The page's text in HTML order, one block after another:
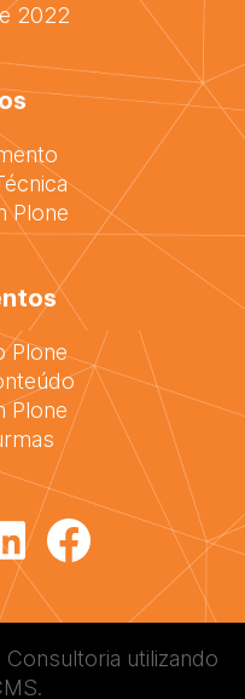
2022
Plone
Plone
Plone
Consultoria utilizando
.